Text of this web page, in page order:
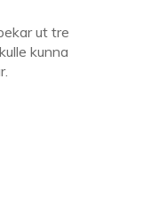
ut tre
kunna